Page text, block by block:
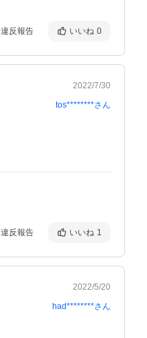
違反報告 いいね 0
2022/7/30
tos********さん
違反報告 いいね 1
2022/5/20
had********さん